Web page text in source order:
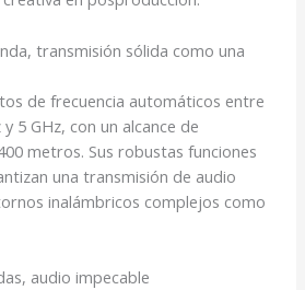
transmisión sólida como una
de frecuencia automáticos entre
5 GHz, con un alcance de
metros. Sus robustas funciones
una transmisión de audio
inalámbricos complejos como
audio impecable